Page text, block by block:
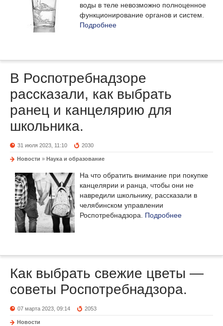
воды в теле невозможно полноценное
функционирование органов и систем.
Подробнее
В Роспотребнадзоре
рассказали, как выбрать
ранец и канцелярию для
школьника.
31 июля 2023, 11:10 2030
Новости » Наука и образование
На что обратить внимание при покупке
канцелярии и ранца, чтобы они не
навредили школьнику, рассказали в
челябинском управлении
Роспотребнадзора. Подробнее
Как выбрать свежие цветы —
советы Роспотребнадзора.
07 марта 2023, 09:14 2053
Новости